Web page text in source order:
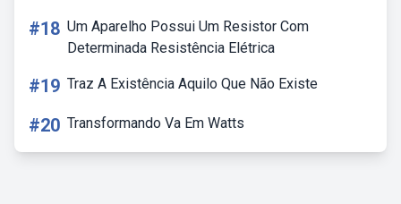
#18 Um Aparelho Possui Um Resistor Com
Determinada Resistência Elétrica
#19 Traz A Existência Aquilo Que Não Existe
#20 Transformando Va Em Watts